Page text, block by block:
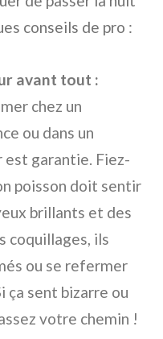
conseils de pro :
avant tout :
chez un
ou dans un
garantie. Fiez-
poisson doit sentir
brillants et des
coquillages, ils
ou se refermer
ça sent bizarre ou
votre chemin !